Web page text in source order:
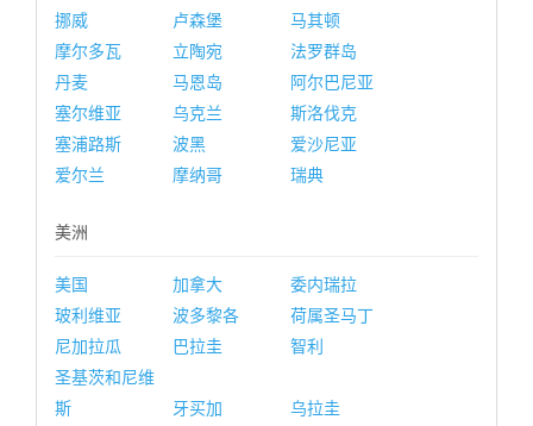
挪威
卢森堡
马其顿
摩尔多瓦
立陶宛
法罗群岛
丹麦
马恩岛
阿尔巴尼亚
塞尔维亚
乌克兰
斯洛伐克
塞浦路斯
波黑
爱沙尼亚
爱尔兰
摩纳哥 瑞典
美洲
美国 加拿大
委内瑞拉
玻利维亚
波多黎各
荷属圣马丁
尼加拉瓜
巴拉圭
智利
圣基茨和尼维
斯
牙买加 乌拉圭